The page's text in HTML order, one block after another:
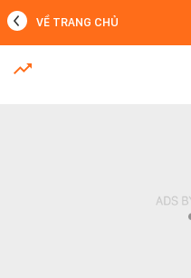
MỚI NHẤT
VỀ TRANG CHỦ